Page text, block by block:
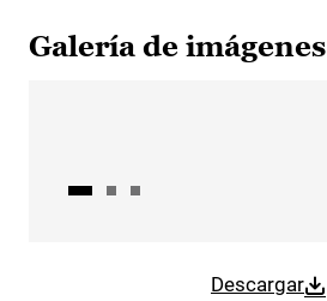
Galería de imágenes
Descargar